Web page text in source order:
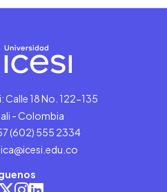
Calle 18 No. 122-135
- Colombia
(602) 555 2334